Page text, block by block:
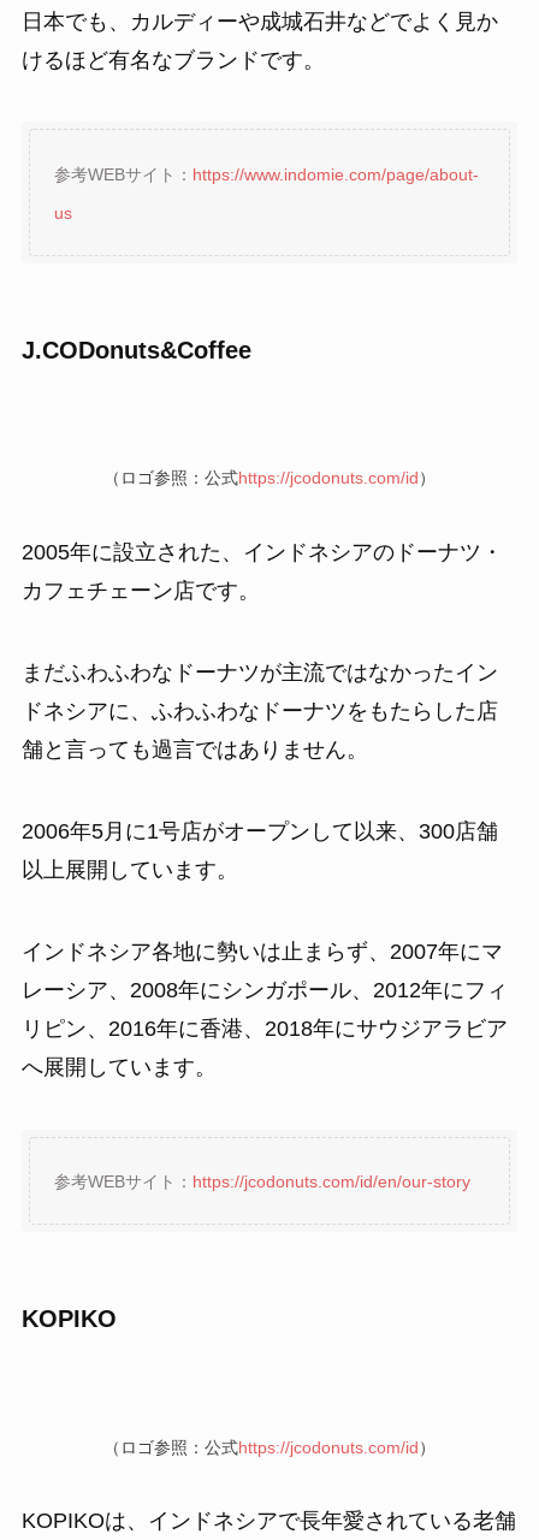
日本でも、カルディーや成城石井などでよく見か
けるほど有名なブランドです。
参考WEBサイト： https://www.indomie.com/page/about-
us
J.CODonuts&Coffee
（ロゴ参照：公式https://jcodonuts.com/id）
2005年に設立された、インドネシアのドーナツ・
カフェチェーン店です。
まだふわふわなドーナツが主流ではなかったイン
ドネシアに、ふわふわなドーナツをもたらした店
舗と言っても過言ではありません。
2006年5月に1号店がオープンして以来、300店舗
以上展開しています。
インドネシア各地に勢いは止まらず、2007年にマ
レーシア、2008年にシンガポール、2012年にフィ
リピン、2016年に香港、2018年にサウジアラビア
へ展開しています。
参考WEBサイト： https://jcodonuts.com/id/en/our-story
KOPIKO
（ロゴ参照：公式https://jcodonuts.com/id）
KOPIKOは、インドネシアで長年愛されている老舗